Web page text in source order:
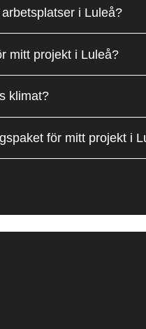
i Luleå?
mitt projekt i Luleå?
klimat?
för mitt projekt i